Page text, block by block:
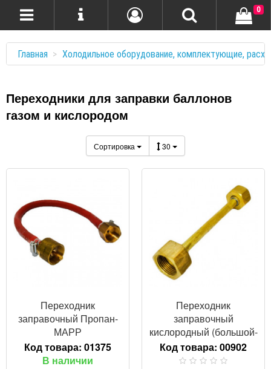
0
Главная Холодильное оборудование, комплектующие,
Переходники для заправки баллонов
газом и кислородом
Сортировка 30
Переходник
заправочный Пропан-
МАРР
Код товара: 01375
В наличии
Переходник
заправочный
кислородный (большой-
малый баллон)
Код товара: 00902